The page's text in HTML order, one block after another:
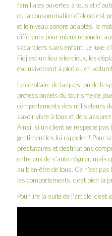
familiales ouvertes à tous et
où la consommation d’alcool est
et le niveau sonore adaptés, le
différents pour mieux répondre
vacanciers sans enfant. Le luxe,
Fidjiest un lieu silencieux, les
exclusivement à pied ou en
Le corollaire de la question de
professionnels du tourisme de
comportements des utilisateurs
savoir vivre à tous et de
Ainsi, si un client ne respecte pas
gentiment les lui rappeler ! Pour
prestataires et destinations
entre eux de s’auto-réguler, mais
au bien-être de tous. Ce n’est
les comportements, c’est bien la
Pour lire la suite de l’article, c’est